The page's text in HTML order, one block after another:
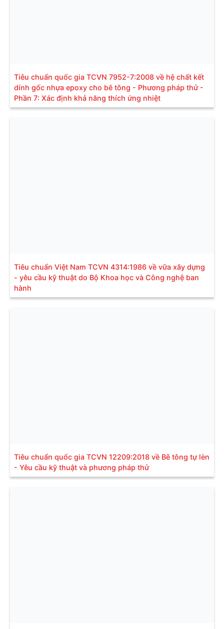
Tiêu chuẩn quốc gia TCVN 7952-7:2008 về hệ chất kết
dính gốc nhựa epoxy cho bê tông - Phương pháp thử -
Phần 7: Xác định khả năng thích ứng nhiệt
Tiêu chuẩn Việt Nam TCVN 4314:1986 về vữa xây dựng
- yêu cầu kỹ thuật do Bộ Khoa học và Công nghệ ban
hành
Tiêu chuẩn quốc gia TCVN 12209:2018 về Bê tông tự lèn
- Yêu cầu kỹ thuật và phương pháp thử